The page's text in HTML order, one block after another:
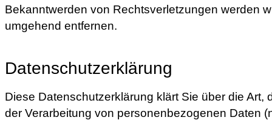
Bekanntwerden von Rechtsverletzungen werden
umgehend entfernen.
Datenschutzerklärung
Diese Datenschutzerklärung klärt Sie über die Art,
der Verarbeitung von personenbezogenen Daten